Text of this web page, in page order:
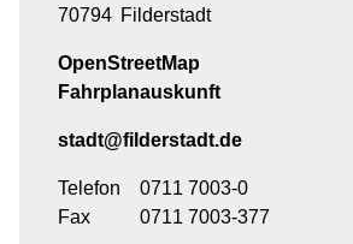
70794 Filderstadt
OpenStreetMap
Fahrplanauskunft
stadt@filderstadt.de
Telefon
0711 7003-0
Fax
0711 7003-377